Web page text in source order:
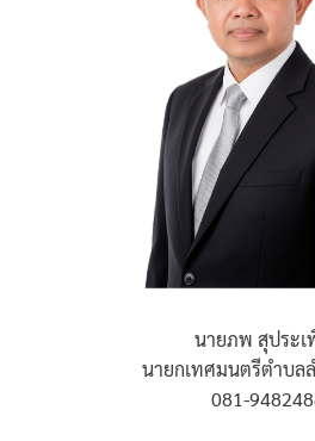
นายภพ สุประเ
นายกเทศมนตรีตำบล
081-